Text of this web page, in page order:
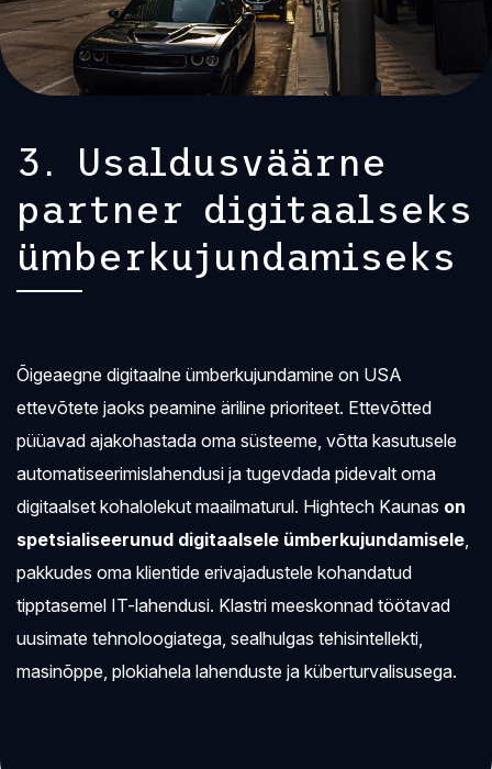
3. Usaldusväärne
partner digitaalseks
ümberkujundamiseks
Õigeaegne digitaalne ümberkujundamine on USA
ettevõtete jaoks peamine äriline prioriteet. Ettevõtted
püüavad ajakohastada oma süsteeme, võtta kasutusele
automatiseerimislahendusi ja tugevdada pidevalt oma
digitaalset kohalolekut maailmaturul. Hightech Kaunas on
spetsialiseerunud digitaalsele ümberkujundamisele,
pakkudes oma klientide erivajadustele kohandatud
tipptasemel IT-lahendusi. Klastri meeskonnad töötavad
uusimate tehnoloogiatega, sealhulgas tehisintellekti,
masinõppe, plokiahela lahenduste ja küberturvalisusega.